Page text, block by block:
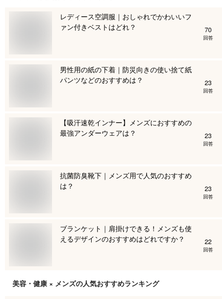
レディース空調服｜おしゃれでかわいいフ
ァン付きベストはどれ？
70
回答
男性用の紙の下着｜防災向きの使い捨て紙
パンツなどのおすすめは？
23
回答
【吸汗速乾インナー】メンズにおすすめの
最強アンダーウェアは？
23
回答
抗菌防臭靴下｜メンズ用で人気のおすすめ
は？
23
回答
ブランケット｜肩掛けできる！メンズも使
えるデザインのおすすめはどれですか？
22
回答
美容・健康 × メンズの人気おすすめランキング